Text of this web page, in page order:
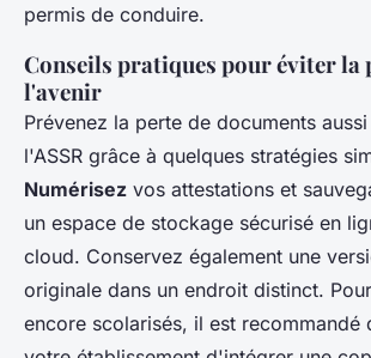
permis de conduire.
Conseils pratiques pour éviter la
l'avenir
Prévenez la perte de documents
l'ASSR grâce à quelques stratégies
Numérisez vos attestations et
un espace de stockage sécurisé en
cloud. Conservez également une
originale dans un endroit distinct.
encore scolarisés, il est recommandé